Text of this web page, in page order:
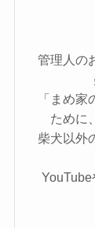
管理人の
「まめ
ために
柴犬以外
YouTube